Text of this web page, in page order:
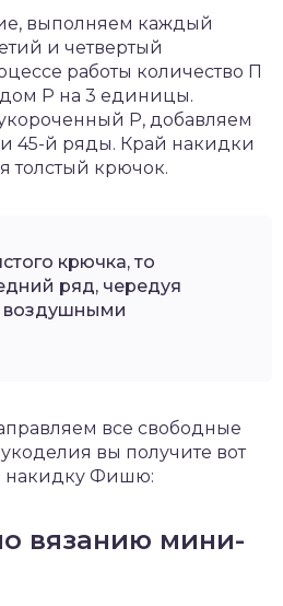
выполняем каждый
и четвертый
работы количество П
Р на 3 единицы.
Р, добавляем
45-й ряды. Край накидки
толстый крючок.
крючка, то
ряд, чередуя
воздушными
все свободные
вы получите вот
накидку Фишю:
вязанию мини-